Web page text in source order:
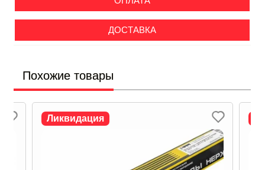
ДОСТАВКА
Похожие товары
Ликвидация